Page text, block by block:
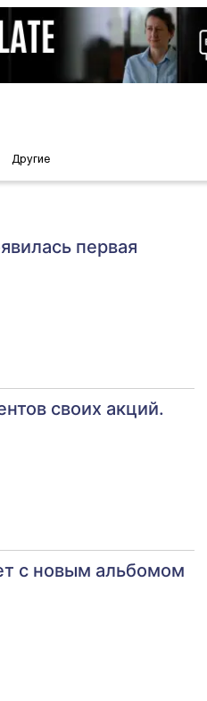
Другие
первая
своих акций.
с новым альбомом